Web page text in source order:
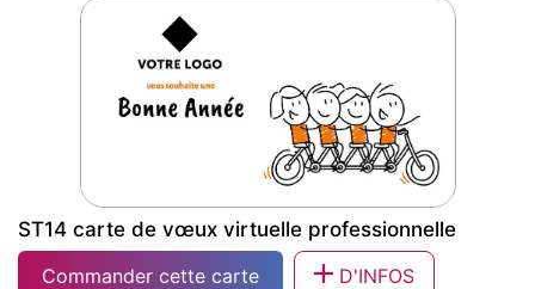
ST14 carte de vœux virtuelle professionnelle
Commander cette carte
D'INFOS